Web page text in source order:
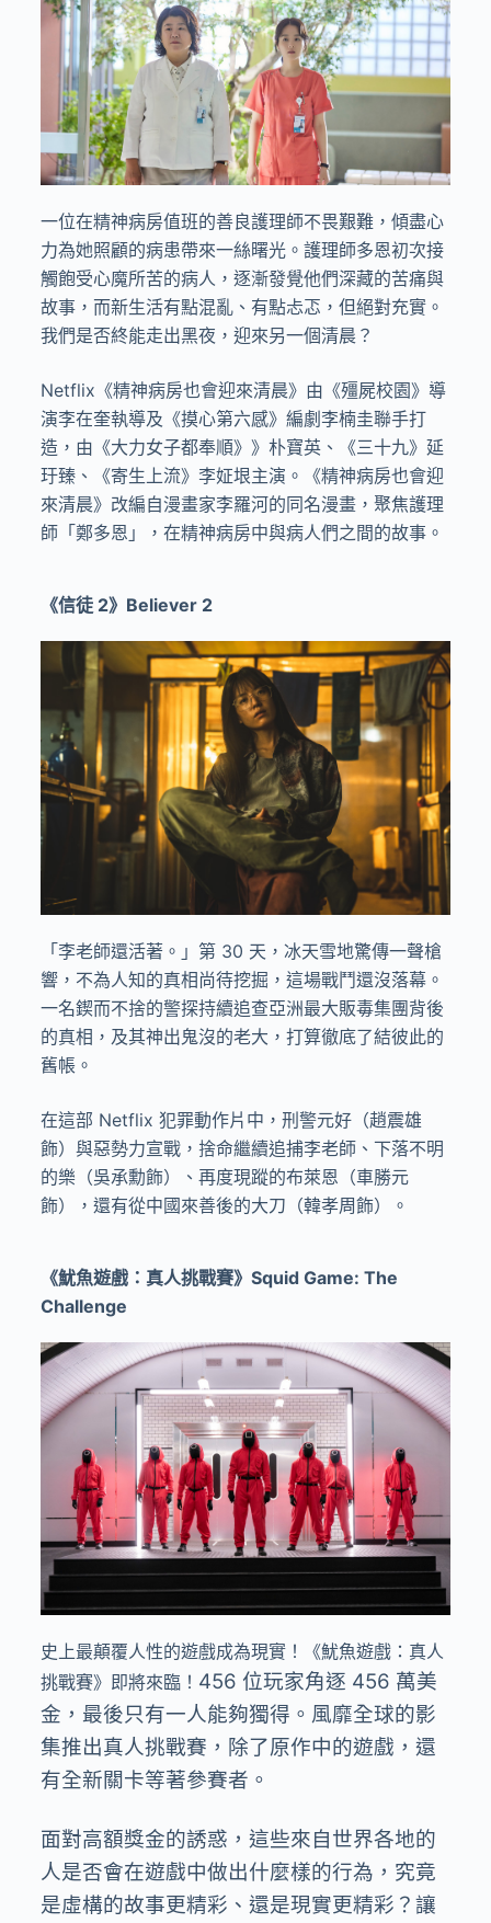
一位在精神病房值班的善良護理師不畏艱難，傾盡心
力為她照顧的病患帶來一絲曙光。護理師多恩初次接
觸飽受心魔所苦的病人，逐漸發覺他們深藏的苦痛與
故事，而新生活有點混亂、有點忐忑，但絕對充實。
我們是否終能走出黑夜，迎來另一個清晨？
Netflix《精神病房也會迎來清晨》由《殭屍校園》導
演李在奎執導及《摸心第六感》編劇李楠圭聯手打
造，由《大力女子都奉順》》朴寶英、《三十九》延
玗臻、《寄生上流》李姃垠主演。《精神病房也會迎
來清晨》改編自漫畫家李羅河的同名漫畫，聚焦護理
師「鄭多恩」，在精神病房中與病人們之間的故事。
《信徒 2》 Believer 2
「李老師還活著。」第 30 天，冰天雪地驚傳一聲槍
響，不為人知的真相尚待挖掘，這場戰鬥還沒落幕。
一名鍥而不捨的警探持續追查亞洲最大販毒集團背後
的真相，及其神出鬼沒的老大，打算徹底了結彼此的
舊帳。
在這部 Netflix 犯罪動作片中，刑警元好（趙震雄
飾）與惡勢力宣戰，捨命繼續追捕李老師、下落不明
的樂（吳承勳飾）、再度現蹤的布萊恩（車勝元
飾），還有從中國來善後的大刀（韓孝周飾）。
《魷魚遊戲：真人挑戰賽》 Squid Game: The
Challenge
史上最顛覆人性的遊戲成為現實！《魷魚遊戲：真人
挑戰賽》即將來臨！ 456 位玩家角逐 456 萬美
金，最後只有一人能夠獨得。風靡全球的影
集推出真人挑戰賽，除了原作中的遊戲，還
有全新關卡等著參賽者。
面對高額獎金的誘惑，這些來自世界各地的
人是否會在遊戲中做出什麼樣的行為，究竟
是虛構的故事更精彩、還是現實更精彩？讓